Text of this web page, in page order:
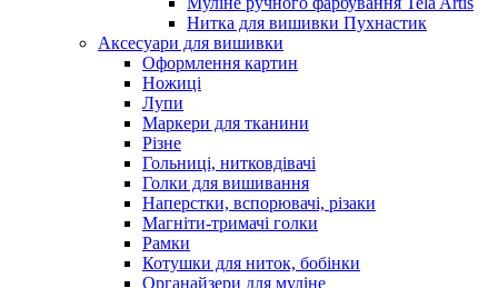
Нитка для вишивки Пухнастик
Аксесуари для вишивки
Оформлення картин
Ножиці
Лупи
Маркери для тканини
Різне
Гольниці, нитковдівачі
Голки для вишивання
Наперстки, вспорювачі, різаки
Магніти-тримачі голки
Рамки
Котушки для ниток, бобінки
Органайзери для муліне